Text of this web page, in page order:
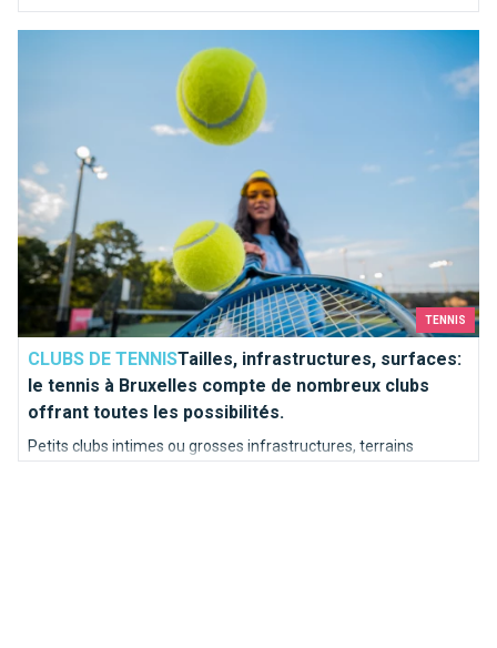
TENNIS
CLUBS DE TENNISTailles, infrastructures, surfaces:
le tennis à Bruxelles compte de nombreux clubs
offrant toutes les possibilités.
Petits clubs intimes ou grosses infrastructures, terrains
Tailles, infrastructures, surfaces: le tennis à Bruxelles